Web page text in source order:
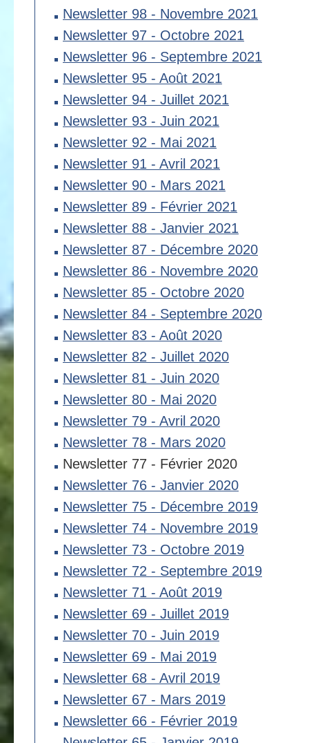
Newsletter 98 - Novembre 2021
Newsletter 97 - Octobre 2021
Newsletter 96 - Septembre 2021
Newsletter 95 - Août 2021
Newsletter 94 - Juillet 2021
Newsletter 93 - Juin 2021
Newsletter 92 - Mai 2021
Newsletter 91 - Avril 2021
Newsletter 90 - Mars 2021
Newsletter 89 - Février 2021
Newsletter 88 - Janvier 2021
Newsletter 87 - Décembre 2020
Newsletter 86 - Novembre 2020
Newsletter 85 - Octobre 2020
Newsletter 84 - Septembre 2020
Newsletter 83 - Août 2020
Newsletter 82 - Juillet 2020
Newsletter 81 - Juin 2020
Newsletter 80 - Mai 2020
Newsletter 79 - Avril 2020
Newsletter 78 - Mars 2020
Newsletter 77 - Février 2020
Newsletter 76 - Janvier 2020
Newsletter 75 - Décembre 2019
Newsletter 74 - Novembre 2019
Newsletter 73 - Octobre 2019
Newsletter 72 - Septembre 2019
Newsletter 71 - Août 2019
Newsletter 69 - Juillet 2019
Newsletter 70 - Juin 2019
Newsletter 69 - Mai 2019
Newsletter 68 - Avril 2019
Newsletter 67 - Mars 2019
Newsletter 66 - Février 2019